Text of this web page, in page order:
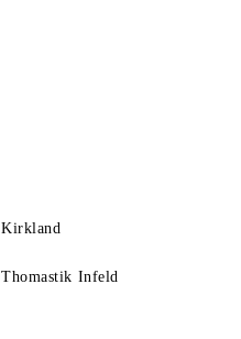
Kirkland
Thomastik Infeld